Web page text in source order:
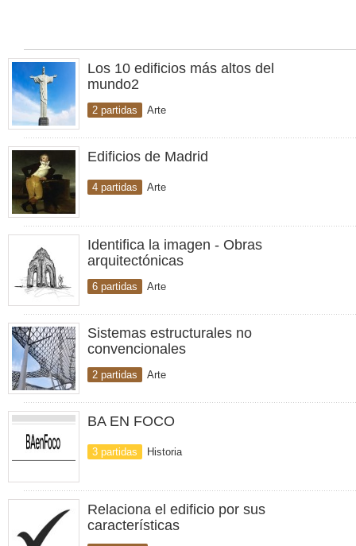
Los 10 edificios más altos del
mundo2
2 partidas Arte
Edificios de Madrid
4 partidas Arte
Identifica la imagen - Obras
arquitectónicas
6 partidas Arte
Sistemas estructurales no
convencionales
2 partidas Arte
BA EN FOCO
3 partidas Historia
Relaciona el edificio por sus
características